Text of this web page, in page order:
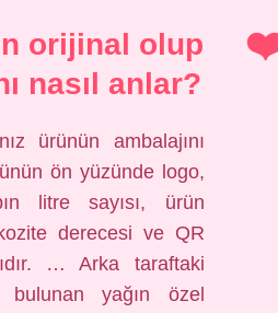
orijinal olup
nasıl anlar?
ürünün ambalajını
ön yüzünde logo,
litre sayısı, ürün
derecesi ve QR
… Arka taraftaki
yağın özel